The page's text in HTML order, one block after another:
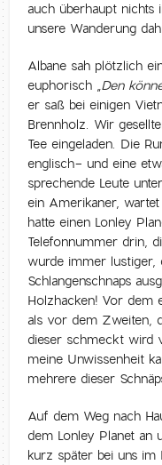
auch überhaupt nichts
unsere Wanderung
Albane sah plötzlich
euphorisch „Den
er saß bei einigen
Brennholz. Wir
Tee eingeladen. Die
englisch- und eine
sprechende Leute
ein Amerikaner,
hatte einen Lonley
Telefonnummer drin,
wurde immer lustiger,
Schlangenschnaps
Holzhacken! Vor dem
als vor dem Zweiten,
dieser schmeckt wird
meine Unwissenheit
mehrere dieser
Auf dem Weg nach
dem Lonley Planet an
kurz später bei uns im